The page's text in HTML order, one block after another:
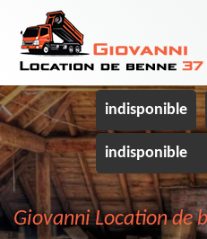
indisponible
indisponible
Giovanni Location de